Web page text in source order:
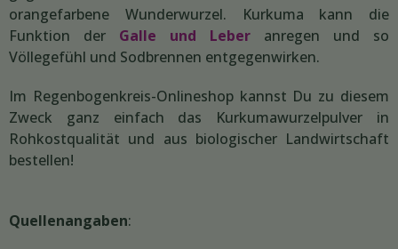
orangefarbene Wunderwurzel. Kurkuma kann die
Funktion der Galle und Leber anregen und so
Völlegefühl und Sodbrennen entgegenwirken.
Im Regenbogenkreis-Onlineshop kannst Du zu diesem
Zweck ganz einfach das Kurkumawurzelpulver in
Rohkostqualität und aus biologischer Landwirtschaft
bestellen!
Quellenangaben: